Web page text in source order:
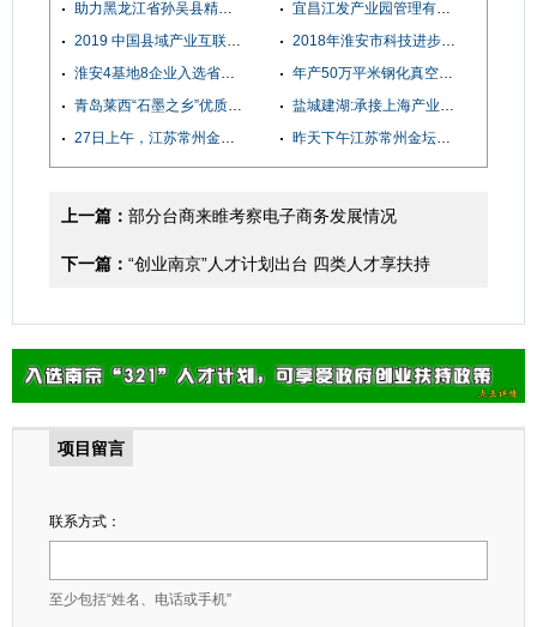
上一篇： 部分台商来睢考察电子商务发展情况
下一篇： “创业南京”人才计划出台 四类人才享扶持
项目留言
联系方式：
至少包括“姓名、电话或手机”